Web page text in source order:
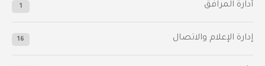
أدارة المرافق 1
إدارة الإعلام والاتصال 16